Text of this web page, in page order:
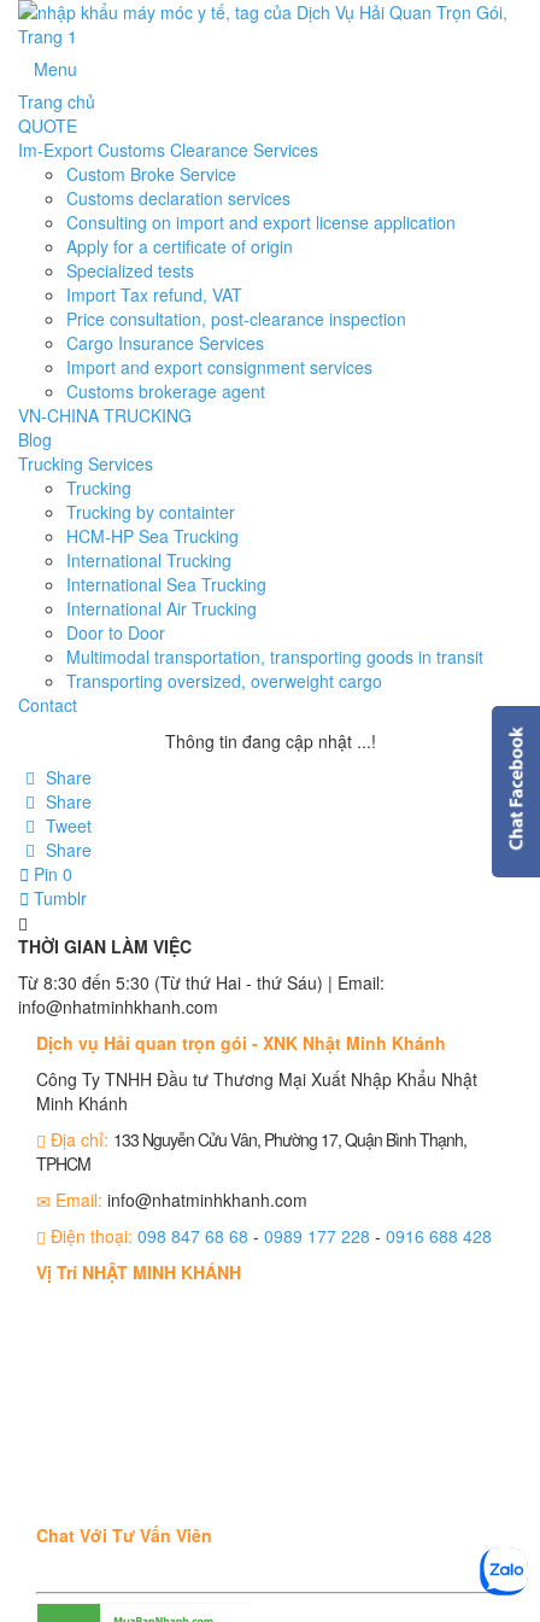
Menu
Trang chủ
QUOTE
Im-Export Customs Clearance Services
Custom Broke Service
Customs declaration services
Consulting on import and export license application
Apply for a certificate of origin
Specialized tests
Import Tax refund, VAT
Price consultation, post-clearance inspection
Cargo Insurance Services
Import and export consignment services
Customs brokerage agent
VN-CHINA TRUCKING
Blog
Trucking Services
Trucking
Trucking by containter
HCM-HP Sea Trucking
International Trucking
International Sea Trucking
International Air Trucking
Door to Door
Multimodal transportation, transporting goods in transit
Transporting oversized, overweight cargo
Contact
Thông tin đang cập nhật ...!
Share
Share
Tweet
Share
Pin 0
Tumblr
THỜI GIAN LÀM VIỆC
Từ 8:30 đến 5:30 (Từ thứ Hai - thứ Sáu) | Email:
info@nhatminhkhanh.com
Dịch vụ Hải quan trọn gói - XNK Nhật Minh Khánh
Công Ty TNHH Đầu tư Thương Mại Xuất Nhập Khẩu Nhật
Minh Khánh
Địa chỉ: 133 Nguyễn Cửu Vân, Phường 17, Quận Bình Thạnh,
TPHCM
Email: info@nhatminhkhanh.com
Điện thoại: 098 847 68 68 - 0989 177 228 - 0916 688 428
Vị Trí NHẬT MINH KHÁNH
Chat Với Tư Vấn Viên